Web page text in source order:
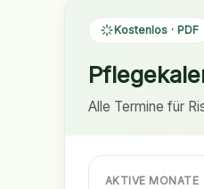
Kostenlos · PDF
Alle Termine für
AKTIVE MONATE